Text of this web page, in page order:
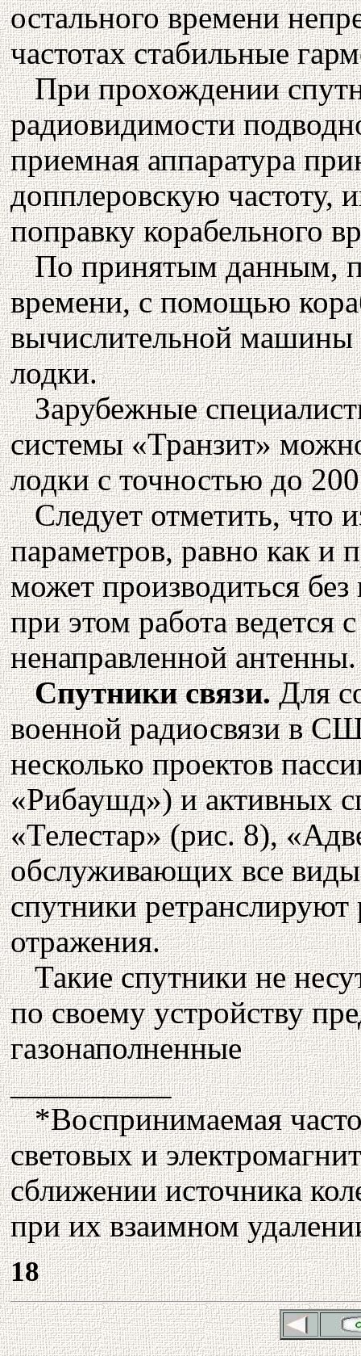
остального времени
частотах стабильные
При прохождении
радиовидимости
приемная аппаратура
допплеровскую частоту,
поправку корабельного
По принятым данным,
времени, с помощью
вычислительной машины
лодки.
Зарубежные
системы «Транзит»
лодки с точностью до
Следует отметить, что
параметров, равно как
может производиться
при этом работа
ненаправленной антенны.
Спутники связи.Для
военной радиосвязи в
несколько проектов
«Рибаушд») и активных
«Телестар» (рис. 8),
обслуживающих все
спутники ретранслируют
отражения.
Такие спутники не
по своему устройству
газонаполненные
__________
*Воспринимаемая
световых и
сближении источника
при их взаимном
18